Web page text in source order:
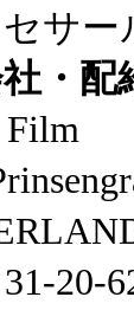
セサー
・配
Film
20-